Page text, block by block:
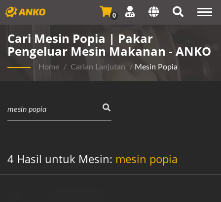
0
Cari Mesin Popia | Pakar
Pengeluar Mesin Makanan - ANKO
Home / Carian Lanjutan / Mesin Popia
4 Hasil untuk Mesin: mesin popia